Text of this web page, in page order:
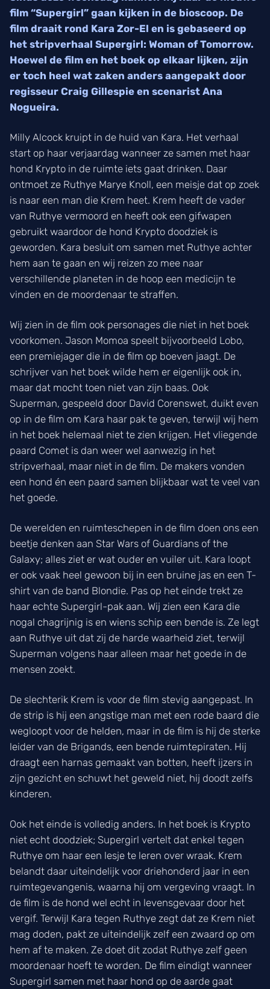
film “Supergirl” gaan kijken in de bioscoop. De
film draait rond Kara Zor-El en is gebaseerd op
het stripverhaal Supergirl: Woman of Tomorrow.
Hoewel de film en het boek op elkaar lijken, zijn
er toch heel wat zaken anders aangepakt door
regisseur Craig Gillespie en scenarist Ana
Nogueira.
Milly Alcock kruipt in de huid van Kara. Het verhaal
start op haar verjaardag wanneer ze samen met haar
hond Krypto in de ruimte iets gaat drinken. Daar
ontmoet ze Ruthye Marye Knoll, een meisje dat op zoek
is naar een man die Krem heet. Krem heeft de vader
van Ruthye vermoord en heeft ook een gifwapen
gebruikt waardoor de hond Krypto doodziek is
geworden. Kara besluit om samen met Ruthye achter
hem aan te gaan en wij reizen zo mee naar
verschillende planeten in de hoop een medicijn te
vinden en de moordenaar te straffen.
Wij zien in de film ook personages die niet in het boek
voorkomen. Jason Momoa speelt bijvoorbeeld Lobo,
een premiejager die in de film op boeven jaagt. De
schrijver van het boek wilde hem er eigenlijk ook in,
maar dat mocht toen niet van zijn baas. Ook
Superman, gespeeld door David Corenswet, duikt even
op in de film om Kara haar pak te geven, terwijl wij hem
in het boek helemaal niet te zien krijgen. Het vliegende
paard Comet is dan weer wel aanwezig in het
stripverhaal, maar niet in de film. De makers vonden
een hond én een paard samen blijkbaar wat te veel van
het goede.
De werelden en ruimteschepen in de film doen ons een
beetje denken aan Star Wars of Guardians of the
Galaxy; alles ziet er wat ouder en vuiler uit. Kara loopt
er ook vaak heel gewoon bij in een bruine jas en een T-
shirt van de band Blondie. Pas op het einde trekt ze
haar echte Supergirl-pak aan. Wij zien een Kara die
nogal chagrijnig is en wiens schip een bende is. Ze legt
aan Ruthye uit dat zij de harde waarheid ziet, terwijl
Superman volgens haar alleen maar het goede in de
mensen zoekt.
De slechterik Krem is voor de film stevig aangepast. In
de strip is hij een angstige man met een rode baard die
wegloopt voor de helden, maar in de film is hij de sterke
leider van de Brigands, een bende ruimtepiraten. Hij
draagt een harnas gemaakt van botten, heeft ijzers in
zijn gezicht en schuwt het geweld niet, hij doodt zelfs
kinderen.
Ook het einde is volledig anders. In het boek is Krypto
niet echt doodziek; Supergirl vertelt dat enkel tegen
Ruthye om haar een lesje te leren over wraak. Krem
belandt daar uiteindelijk voor driehonderd jaar in een
ruimtegevangenis, waarna hij om vergeving vraagt. In
de film is de hond wel echt in levensgevaar door het
vergif. Terwijl Kara tegen Ruthye zegt dat ze Krem niet
mag doden, pakt ze uiteindelijk zelf een zwaard op om
hem af te maken. Ze doet dit zodat Ruthye zelf geen
moordenaar hoeft te worden. De film eindigt wanneer
Supergirl samen met haar hond op de aarde gaat